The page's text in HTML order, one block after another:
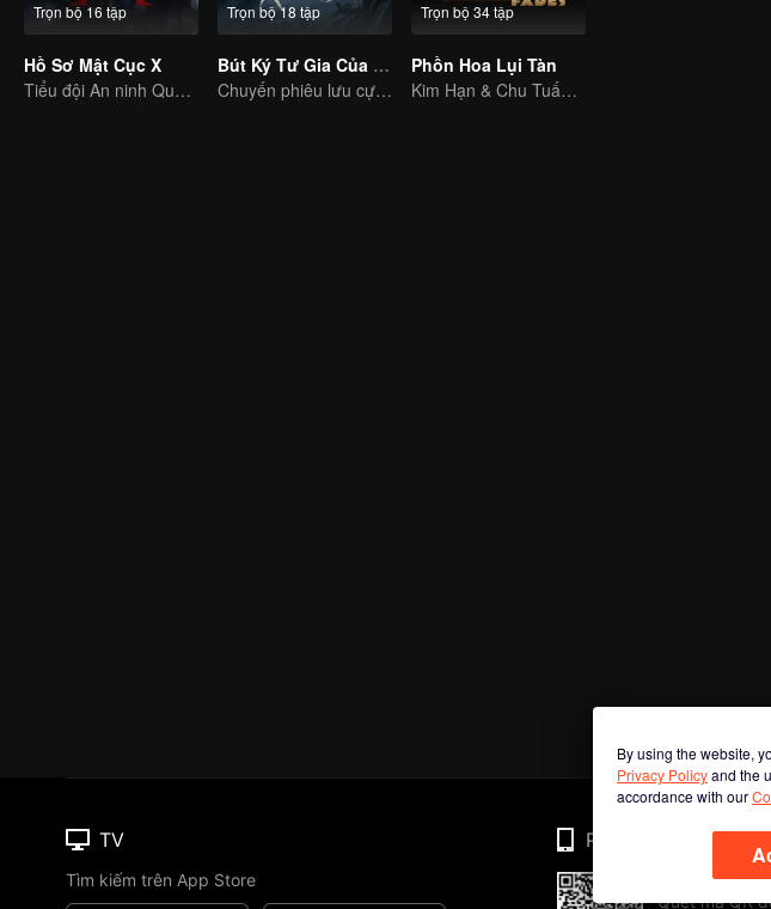
Trọn bộ 16 tập
Hồ Sơ Mật Cục X
Tiểu đội An ninh Quốc gia đập tan âm mưu gián điệp
Trọn bộ 18 tập
Bút Ký Tư Gia Của Ngô Tà
Chuyến phiêu lưu cực hạn của Thiết Tam Giác
Trọn bộ 34 tập
Phồn Hoa Lụi Tàn
Kim Hạn & Chu Tuấn Vỹ: Song Hùng Khuấy Đảo Giang Hồ
By using the website,
Privacy Policyand the
accordance with our
TV
Tìm kiếm trên App Store
Phone
Quét mã QR